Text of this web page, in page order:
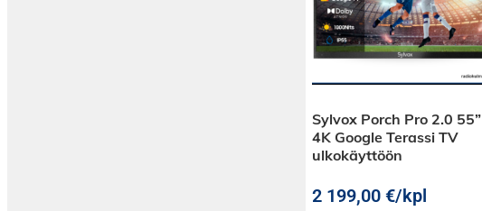
Sylvox Porch Pro 2.0 55”
4K Google Terassi TV
ulkokäyttöön
2 199,00 €/kpl